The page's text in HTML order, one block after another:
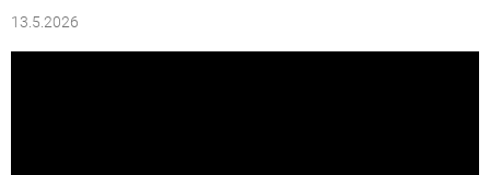
13.5.2026